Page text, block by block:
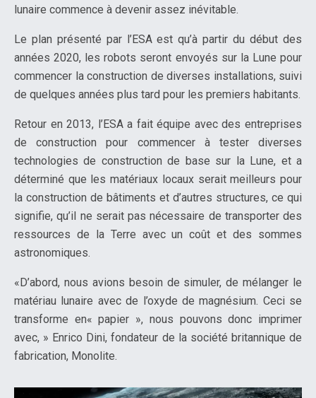
lunaire commence à devenir assez inévitable.
Le plan présenté par l’ESA est qu’à partir du début des
années 2020, les robots seront envoyés sur la Lune pour
commencer la construction de diverses installations, suivi
de quelques années plus tard pour les premiers habitants.
Retour en 2013, l’ESA a fait équipe avec des entreprises
de construction pour commencer à tester diverses
technologies de construction de base sur la Lune, et a
déterminé que les matériaux locaux serait meilleurs pour
la construction de bâtiments et d’autres structures, ce qui
signifie, qu’il ne serait pas nécessaire de transporter des
ressources de la Terre avec un coût et des sommes
astronomiques.
«D’abord, nous avions besoin de simuler, de mélanger le
matériau lunaire avec de l’oxyde de magnésium. Ceci se
transforme en« papier », nous pouvons donc imprimer
avec, » Enrico Dini, fondateur de la société britannique de
fabrication, Monolite.